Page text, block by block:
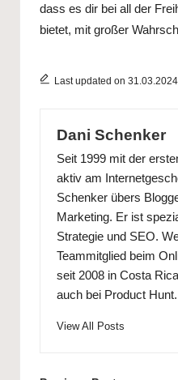
dass es dir bei all der
bietet, mit großer
Last updated on 31.03.2024
Dani Schenker
Seit 1999 mit der
aktiv am
Schenker übers
Marketing. Er ist
Strategie und SEO.
Teammitglied beim
seit 2008 in Costa
auch bei Product Hunt.
View All Posts